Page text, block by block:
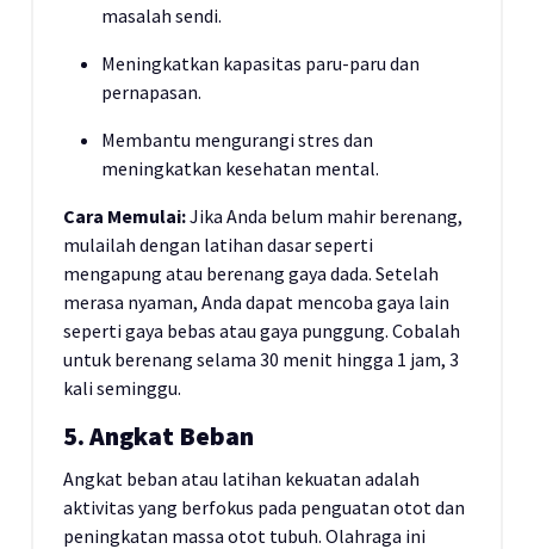
masalah sendi.
Meningkatkan kapasitas paru-paru dan
pernapasan.
Membantu mengurangi stres dan
meningkatkan kesehatan mental.
Cara Memulai:Jika Anda belum mahir berenang,
mulailah dengan latihan dasar seperti
mengapung atau berenang gaya dada. Setelah
merasa nyaman, Anda dapat mencoba gaya lain
seperti gaya bebas atau gaya punggung. Cobalah
untuk berenang selama 30 menit hingga 1 jam, 3
kali seminggu.
5. Angkat Beban
Angkat beban atau latihan kekuatan adalah
aktivitas yang berfokus pada penguatan otot dan
peningkatan massa otot tubuh. Olahraga ini